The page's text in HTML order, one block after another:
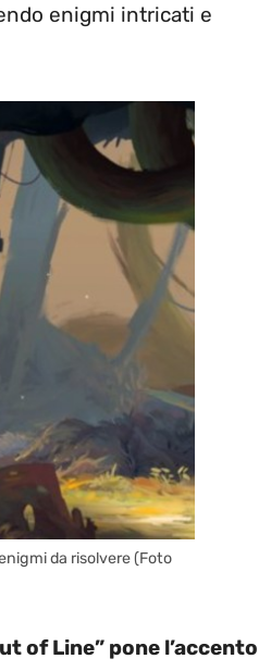
enigmi intricati e
da risolvere (Foto
of Line” pone l’accento